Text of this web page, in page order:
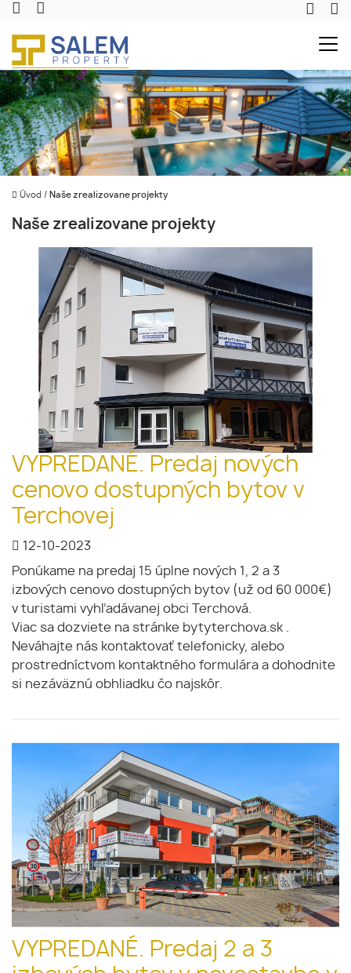
Úvod / Naše zrealizovane projekty
Naše zrealizovane projekty
VYPREDANÉ. Predaj nových
cenovo dostupných bytov v
Terchovej
12-10-2023
Ponúkame na predaj 15 úplne nových 1, 2 a 3
izbových cenovo dostupných bytov (už od 60 000€)
v turistami vyhľadávanej obci Terchová.
Viac sa dozviete na stránke bytyterchova.sk .
Neváhajte nás kontaktovať telefonicky, alebo
prostredníctvom kontaktného formulára a dohodnite
si nezáväznú obhliadku čo najskôr.
VYPREDANÉ. Predaj 2 a 3